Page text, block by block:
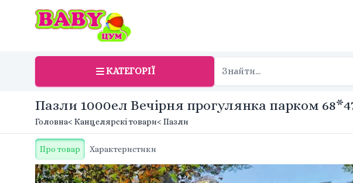
КАТЕГОРІЇ
Пазли 1000ел Вечірня прогулянка парком
Головна< Канцелярскі товари< Пазли
Про товар Характеристики